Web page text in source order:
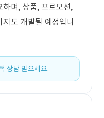
하며, 상품, 프로모션,
도 개발될 예정입니
상담 받으세요.